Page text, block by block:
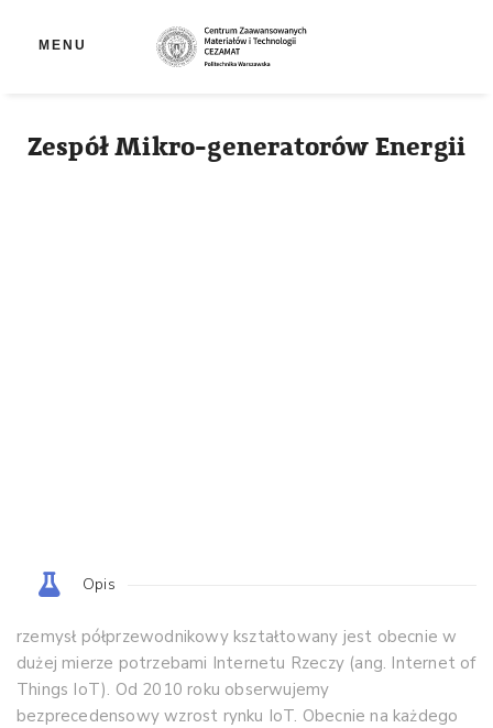
MENU
Zespół Mikro-generatorów Energii
Opis
rzemysł półprzewodnikowy kształtowany jest obecnie w
dużej mierze potrzebami Internetu Rzeczy (ang. Internet of
Things IoT). Od 2010 roku obserwujemy
bezprecedensowy wzrost rynku IoT. Obecnie na każdego